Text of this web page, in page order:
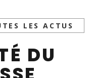
LES ACTUS
DU